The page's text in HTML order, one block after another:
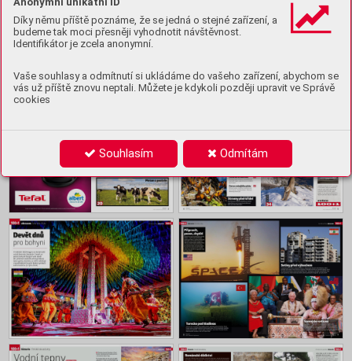
Díky němu příště poznáme, že se jedná o stejné zařízení, a
budeme tak moci přesněji vyhodnotit návštěvnost.
Identifikátor je zcela anonymní.
Vaše souhlasy a odmítnutí si ukládáme do vašeho zařízení, abychom se
vás už příště znovu neptali. Můžete je kdykoli později upravit ve Správě
cookies
Souhlasím Odmítám
Obsah